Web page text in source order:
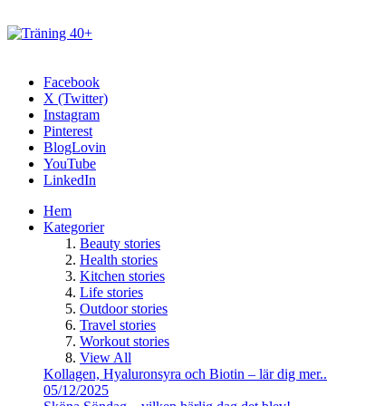
Facebook
X (Twitter)
Instagram
Pinterest
BlogLovin
YouTube
LinkedIn
Hem
Kategorier
Beauty stories
Health stories
Kitchen stories
Life stories
Outdoor stories
Travel stories
Workout stories
View All
Kollagen, Hyaluronsyra och Biotin – lär dig mer..
05/12/2025